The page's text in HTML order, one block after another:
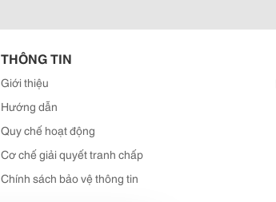
THÔNG TIN
Giới thiệu
Hướng dẫn
Quy chế hoạt động
Cơ chế giải quyết tranh chấp
Chính sách bảo vệ thông tin